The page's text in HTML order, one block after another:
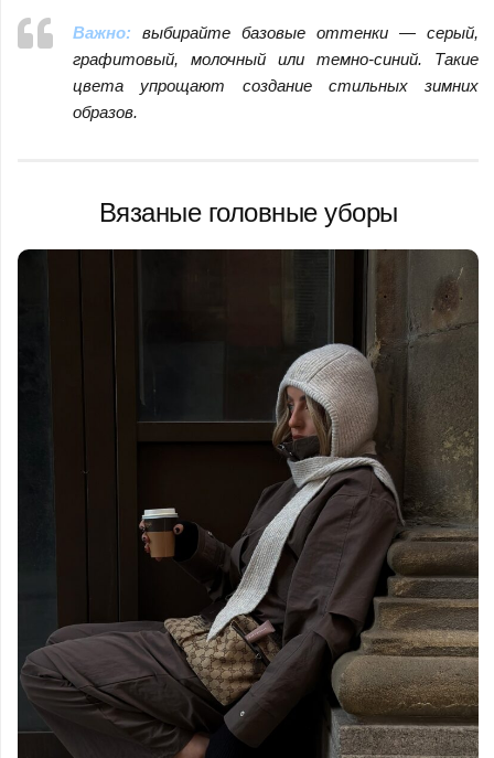
Важно: выбирайте базовые оттенки — серый,
графитовый, молочный или темно-синий. Такие
цвета упрощают создание стильных зимних
образов.
Вязаные головные уборы